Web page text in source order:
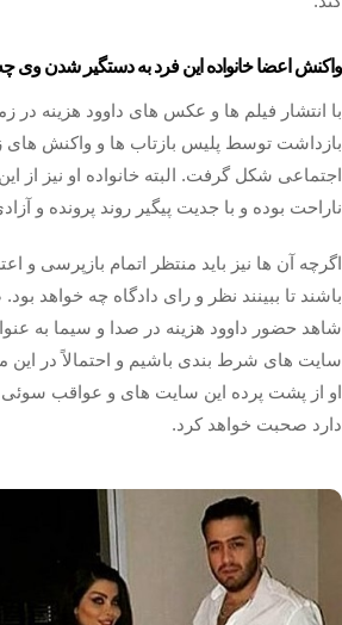
واکنش اعضا خانواده این فرد به دستگیر شدن وی
با انتشار فیلم‌ ها و عکس‌ های داوود هزینه در
بازداشت توسط پلیس بازتاب‌ ها و واکنش‌ های
اجتماعی شکل گرفت. البته خانواده او نیز از
ناراحت بوده و با جدیت پیگیر روند پرونده و
اگرچه آن ها نیز باید منتظر اتمام بازپرسی و
باشند تا ببینند نظر و رای دادگاه چه خواهد
شاهد حضور داوود هزینه در صدا و سیما به
سایت‌ های شرط‌ بندی باشیم و احتمالاً در این
او از پشت پرده این سایت ‌های و عواقب سوئی
دارد صحبت خواهد کرد.